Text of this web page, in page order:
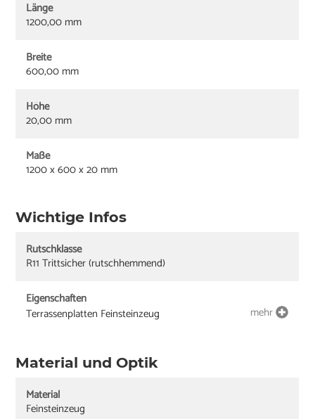
Länge
1200,00 mm
Breite
600,00 mm
Höhe
20,00 mm
Maße
1200 x 600 x 20 mm
Wichtige Infos
Rutschklasse
R11 Trittsicher (rutschhemmend)
Eigenschaften
Terrassenplatten Feinsteinzeug
mehr
Material und Optik
Material
Feinsteinzeug